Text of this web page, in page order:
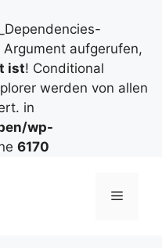
aufgerufen,
ist! Conditional
werden von allen
in
wp-
6170
Menü